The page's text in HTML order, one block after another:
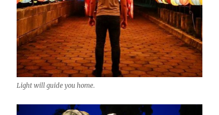
Light will guide you home.